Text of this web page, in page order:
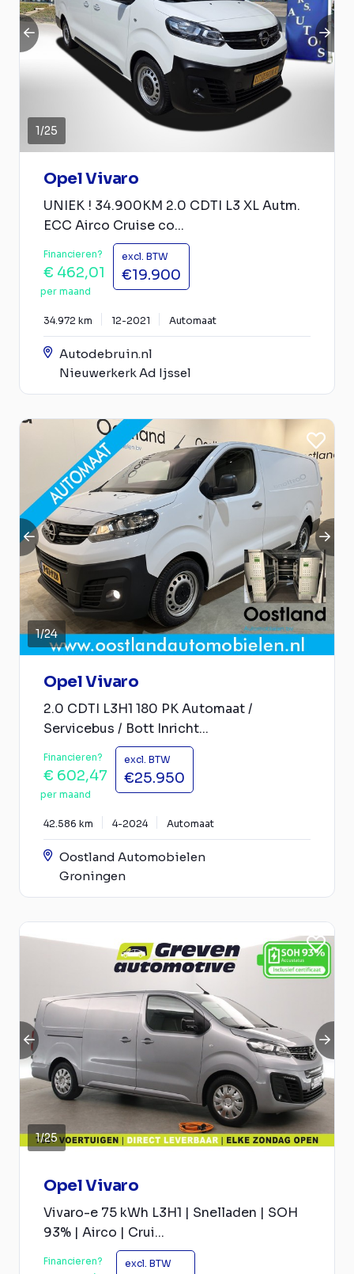
1/25
Opel Vivaro
UNIEK ! 34.900KM 2.0 CDTI L3 XL Autm.
ECC Airco Cruise co...
Financieren?
€ 462,01
per maand
excl. BTW
€19.900
34.972 km 12-2021 Automaat
Autodebruin.nl
Nieuwerkerk Ad Ijssel
1/24
Opel Vivaro
2.0 CDTI L3H1 180 PK Automaat /
Servicebus / Bott Inricht...
Financieren?
€ 602,47
per maand
excl. BTW
€25.950
42.586 km 4-2024 Automaat
Oostland Automobielen
Groningen
1/25
Opel Vivaro
Vivaro-e 75 kWh L3H1 | Snelladen | SOH
93% | Airco | Crui...
Financieren? excl. BTW